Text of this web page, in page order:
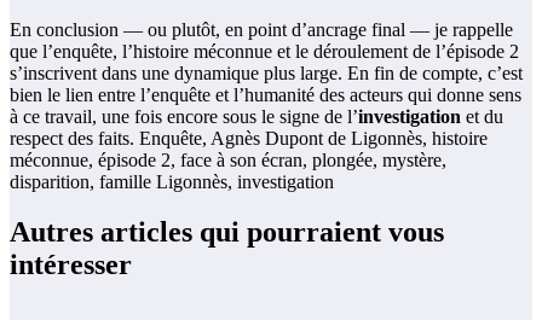
En conclusion — ou plutôt, en point d’ancrage final — je rappelle
que l’enquête, l’histoire méconnue et le déroulement de l’épisode 2
s’inscrivent dans une dynamique plus large. En fin de compte, c’est
bien le lien entre l’enquête et l’humanité des acteurs qui donne sens
à ce travail, une fois encore sous le signe de l’investigation et du
respect des faits. Enquête, Agnès Dupont de Ligonnès, histoire
méconnue, épisode 2, face à son écran, plongée, mystère,
disparition, famille Ligonnès, investigation
Autres articles qui pourraient vous
intéresser